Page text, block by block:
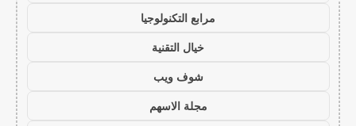
مرابع التكنولوجيا
خيال التقنية
شوف ويب
مجلة الاسهم